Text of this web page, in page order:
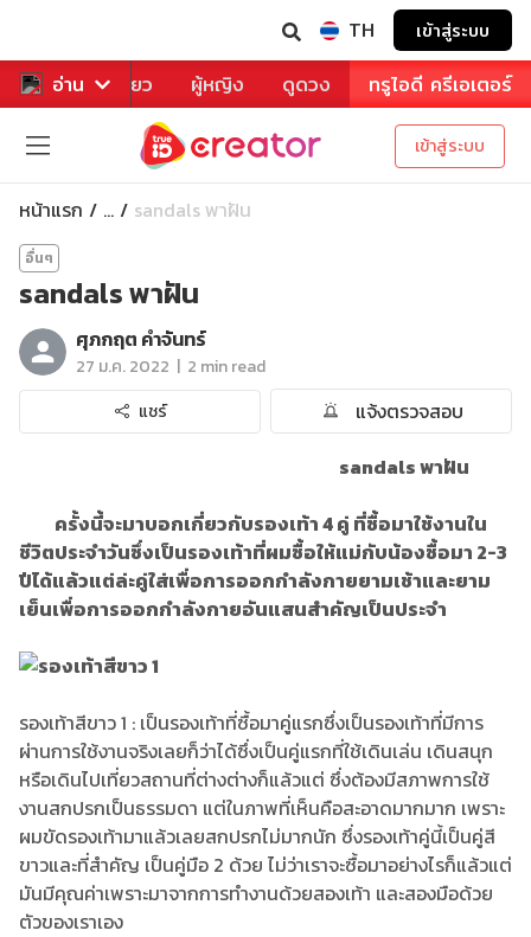
TH เข้าสู่ระบบ
อ่าน
หาร ท่องเที่ยว ผู้หญิง ดูดวง ทรูไอดี ครีเอเตอร์
เข้าสู่ระบบ
หน้าแรก ... sandals พาฝัน
อื่นๆ
sandals พาฝัน
ศุภกฤต คําจันทร์
27 ม.ค. 2022 | 2 min read
แชร์
แจ้งตรวจสอบ
sandals พาฝัน
ครั้งนี้จะมาบอกเกี่ยวกับรองเท้า 4 คู่ ที่ซื้อมาใช้งานใน
ชีวิตประจำวันซึ่งเป็นรองเท้าที่ผมซื้อให้แม่กับน้องซื้อมา 2-3
ปีได้แล้วแต่ล่ะคู่ใส่เพื่อการออกกำลังกายยามเช้าและยาม
เย็นเพื่อการออกกำลังกายอันแสนสำคัญเป็นประจำ
รองเท้าสีขาว 1 : เป็นรองเท้าที่ซื้อมาคู่แรกซึ่งเป็นรองเท้าที่มีการ
ผ่านการใช้งานจริงเลยก็ว่าได้ซึ่งเป็นคู่แรกที่ใช้เดินเล่น เดินสนุก
หรือเดินไปเที่ยวสถานที่ต่างต่างก็แล้วแต่ ซึ่งต้องมีสภาพการใช้
งานสกปรกเป็นธรรมดา แต่ในภาพที่เห็นคือสะอาดมากมาก เพราะ
ผมขัดรองเท้ามาแล้วเลยสกปรกไม่มากนัก ซึ่งรองเท้าคู่นี้เป็นคู่สี
ขาวและที่สำคัญ เป็นคู่มือ 2 ด้วย ไม่ว่าเราจะซื้อมาอย่างไรก็แล้วแต่
มันมีคุณค่าเพราะมาจากการทำงานด้วยสองเท้า และสองมือด้วย
ตัวของเราเอง